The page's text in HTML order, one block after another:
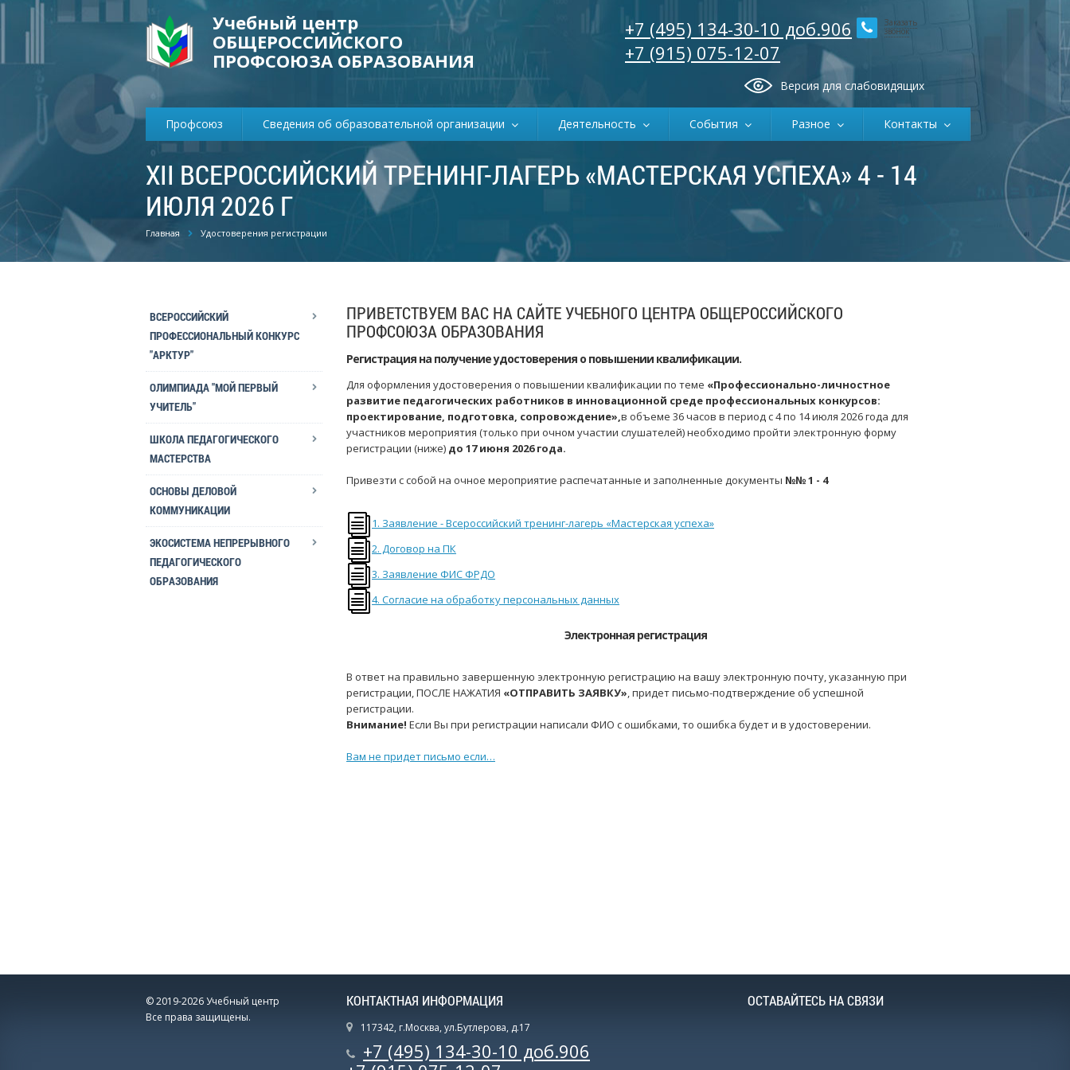
Учебный центр
ОБЩЕРОССИЙСКОГО
ПРОФСОЮЗА ОБРАЗОВАНИЯ
Заказать
звонок
+7 (495) 134-30-10 доб.906
+7 (915) 075-12-07
Версия для слабовидящих
Профсоюз Сведения об образовательной организации Деятельность События Разное Контакты
XII ВСЕРОССИЙСКИЙ ТРЕНИНГ-ЛАГЕРЬ «МАСТЕРСКАЯ УСПЕХА» 4 - 14
ИЮЛЯ 2026 Г
Главная Удостоверения регистрации
ВСЕРОССИЙСКИЙ
ПРОФЕССИОНАЛЬНЫЙ КОНКУРС
"АРКТУР"
ОЛИМПИАДА "МОЙ ПЕРВЫЙ
УЧИТЕЛЬ"
ШКОЛА ПЕДАГОГИЧЕСКОГО
МАСТЕРСТВА
ОСНОВЫ ДЕЛОВОЙ
КОММУНИКАЦИИ
ЭКОСИСТЕМА НЕПРЕРЫВНОГО
ПЕДАГОГИЧЕСКОГО
ОБРАЗОВАНИЯ
ПРИВЕТСТВУЕМ ВАС НА САЙТЕ УЧЕБНОГО ЦЕНТРА ОБЩЕРОССИЙСКОГО
ПРОФСОЮЗА ОБРАЗОВАНИЯ
Регистрация на получение удостоверения о повышении квалификации.
Для оформления удостоверения о повышении квалификации по теме «Профессионально-личностное
развитие педагогических работников в инновационной среде профессиональных конкурсов:
проектирование, подготовка, сопровождение»,в объеме 36 часов в период с 4 по 14 июля 2026 года для
участников мероприятия (только при очном участии слушателей) необходимо пройти электронную форму
регистрации (ниже) до 17 июня 2026 года.
Привезти с собой на очное мероприятие распечатанные и заполненные документы №№ 1 - 4
1. Заявление - Всероссийский тренинг-лагерь «Мастерская успеха»
2. Договор на ПК
3. Заявление ФИС ФРДО
4. Согласие на обработку персональных данных
Электронная регистрация
В ответ на правильно завершенную электронную регистрацию на вашу электронную почту, указанную при
регистрации, ПОСЛЕ НАЖАТИЯ «ОТПРАВИТЬ ЗАЯВКУ», придет письмо-подтверждение об успешной
регистрации.
Внимание! Если Вы при регистрации написали ФИО с ошибками, то ошибка будет и в удостоверении.
Вам не придет письмо если…
© 2019-2026 Учебный центр
Все права защищены.
КОНТАКТНАЯ ИНФОРМАЦИЯ
117342, г.Москва, ул.Бутлерова, д.17
+7 (495) 134-30-10 доб.906
ОСТАВАЙТЕСЬ НА СВЯЗИ